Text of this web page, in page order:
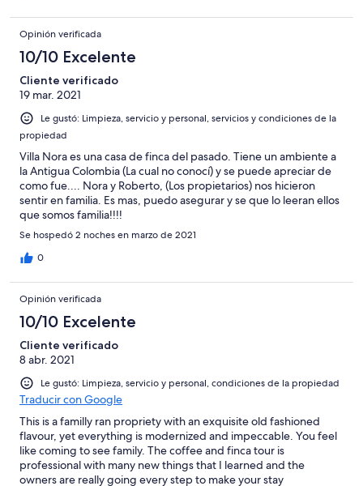
Opinión verificada
10/10 Excelente
Cliente verificado
19 mar. 2021
Le gustó: Limpieza, servicio y personal, servicios y condiciones de la
propiedad
Villa Nora es una casa de finca del pasado. Tiene un ambiente a
la Antigua Colombia (La cual no conocí) y se puede apreciar de
como fue.... Nora y Roberto, (Los propietarios) nos hicieron
sentir en familia. Es mas, puedo asegurar y se que lo leeran ellos
que somos familia!!!!
Se hospedó 2 noches en marzo de 2021
0
Opinión verificada
10/10 Excelente
Cliente verificado
8 abr. 2021
Le gustó: Limpieza, servicio y personal, condiciones de la propiedad
Traducir con Google
This is a familly ran propriety with an exquisite old fashioned
flavour, yet everything is modernized and impeccable. You feel
like coming to see family. The coffee and finca tour is
professional with many new things that I learned and the
owners are really going every step to make your stay